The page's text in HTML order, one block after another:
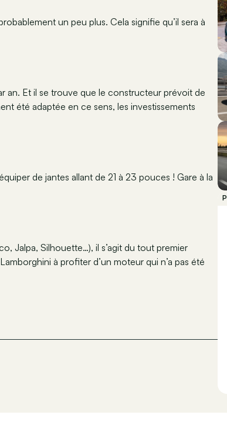
un peu plus. Cela signifie qu’il sera à
an. Et il se trouve que le constructeur prévoit de
été adaptée en ce sens, les investissements
de jantes allant de 21 à 23 pouces ! Gare à la
Jalpa, Silhouette…), il s’agit du tout premier
à profiter d’un moteur qui n’a pas été